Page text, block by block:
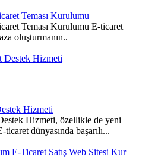
Teması Kurulumu
Teması Kurulumu E-ticaret
oluşturmanın..
Hizmeti
Hizmeti, özellikle de yeni
dünyasında başarılı...